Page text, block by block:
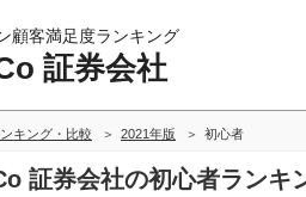
顧客満足度ランキング
証券会社
キング・比較 2021年版 初心者
証券会社の初心者ランキ